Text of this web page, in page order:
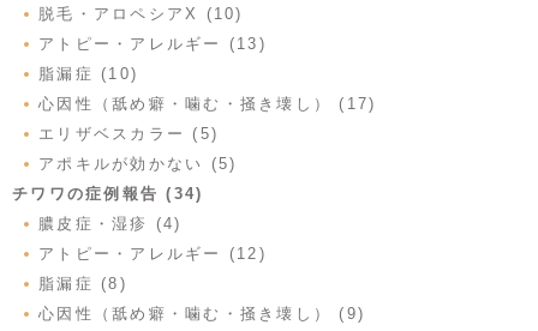
脱毛・アロペシアX (10)
アトピー・アレルギー (13)
脂漏症 (10)
心因性（舐め癖・噛む・掻き壊し） (17)
エリザベスカラー (5)
アポキルが効かない (5)
チワワの症例報告 (34)
膿皮症・湿疹 (4)
アトピー・アレルギー (12)
脂漏症 (8)
心因性（舐め癖・噛む・掻き壊し） (9)